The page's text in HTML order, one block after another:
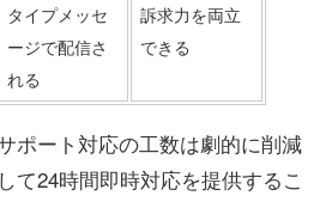
タイプメッセ
ージで配信さ
れる
訴求力を両立
できる
ポート対応の工数は劇的に削減
て24時間即時対応を提供するこ